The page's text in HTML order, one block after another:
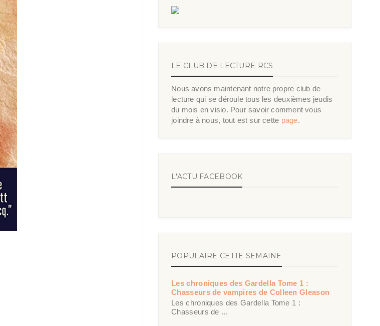
LE CLUB DE LECTURE RCS
Nous avons maintenant notre propre club de
lecture qui se déroule tous les deuxièmes jeudis
du mois en visio. Pour savoir comment vous
joindre à nous, tout est sur cette page.
L'ACTU FACEBOOK
POPULAIRE CETTE SEMAINE
Les chroniques des Gardella Tome 1 :
Chasseurs de vampires de Colleen Gleason
Les chroniques des Gardella Tome 1 :
Chasseurs de ...